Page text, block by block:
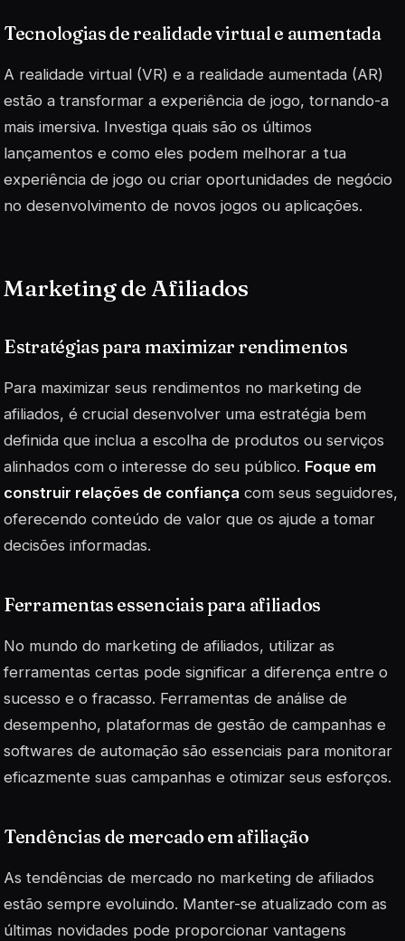
Tecnologias de realidade virtual e aumentada
A realidade virtual (VR) e a realidade aumentada (AR)
estão a transformar a experiência de jogo, tornando-a
mais imersiva. Investiga quais são os últimos
lançamentos e como eles podem melhorar a tua
experiência de jogo ou criar oportunidades de negócio
no desenvolvimento de novos jogos ou aplicações.
Marketing de Afiliados
Estratégias para maximizar rendimentos
Para maximizar seus rendimentos no marketing de
afiliados, é crucial desenvolver uma estratégia bem
definida que inclua a escolha de produtos ou serviços
alinhados com o interesse do seu público. Foque em
construir relações de confiança com seus seguidores,
oferecendo conteúdo de valor que os ajude a tomar
decisões informadas.
Ferramentas essenciais para afiliados
No mundo do marketing de afiliados, utilizar as
ferramentas certas pode significar a diferença entre o
sucesso e o fracasso. Ferramentas de análise de
desempenho, plataformas de gestão de campanhas e
softwares de automação são essenciais para monitorar
eficazmente suas campanhas e otimizar seus esforços.
Tendências de mercado em afiliação
As tendências de mercado no marketing de afiliados
estão sempre evoluindo. Manter-se atualizado com as
últimas novidades pode proporcionar vantagens